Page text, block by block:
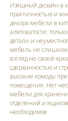
Изящный дизайн в
практичностью и
декора мебели в
аляповатости:
детали и
мебель не слишком
взгляд не своей
сдержанностью и
высокие комоды
помещения. Нет
мебели для
отделений и ящиков
необходимое.